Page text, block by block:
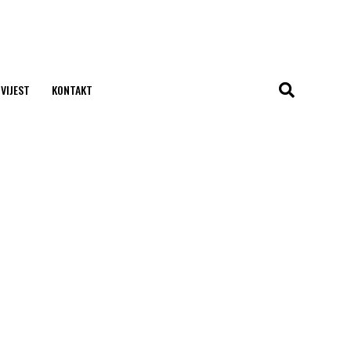
KONTAKT